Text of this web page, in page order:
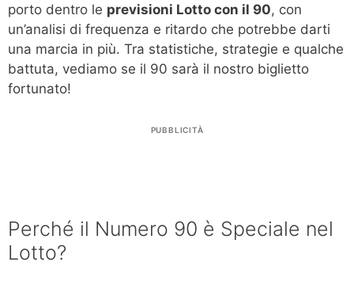
porto dentro le previsioni Lotto con il 90, con
un’analisi di frequenza e ritardo che potrebbe darti
una marcia in più. Tra statistiche, strategie e qualche
battuta, vediamo se il 90 sarà il nostro biglietto
fortunato!
PUBBLICITÀ
Perché il Numero 90 è Speciale nel
Lotto?